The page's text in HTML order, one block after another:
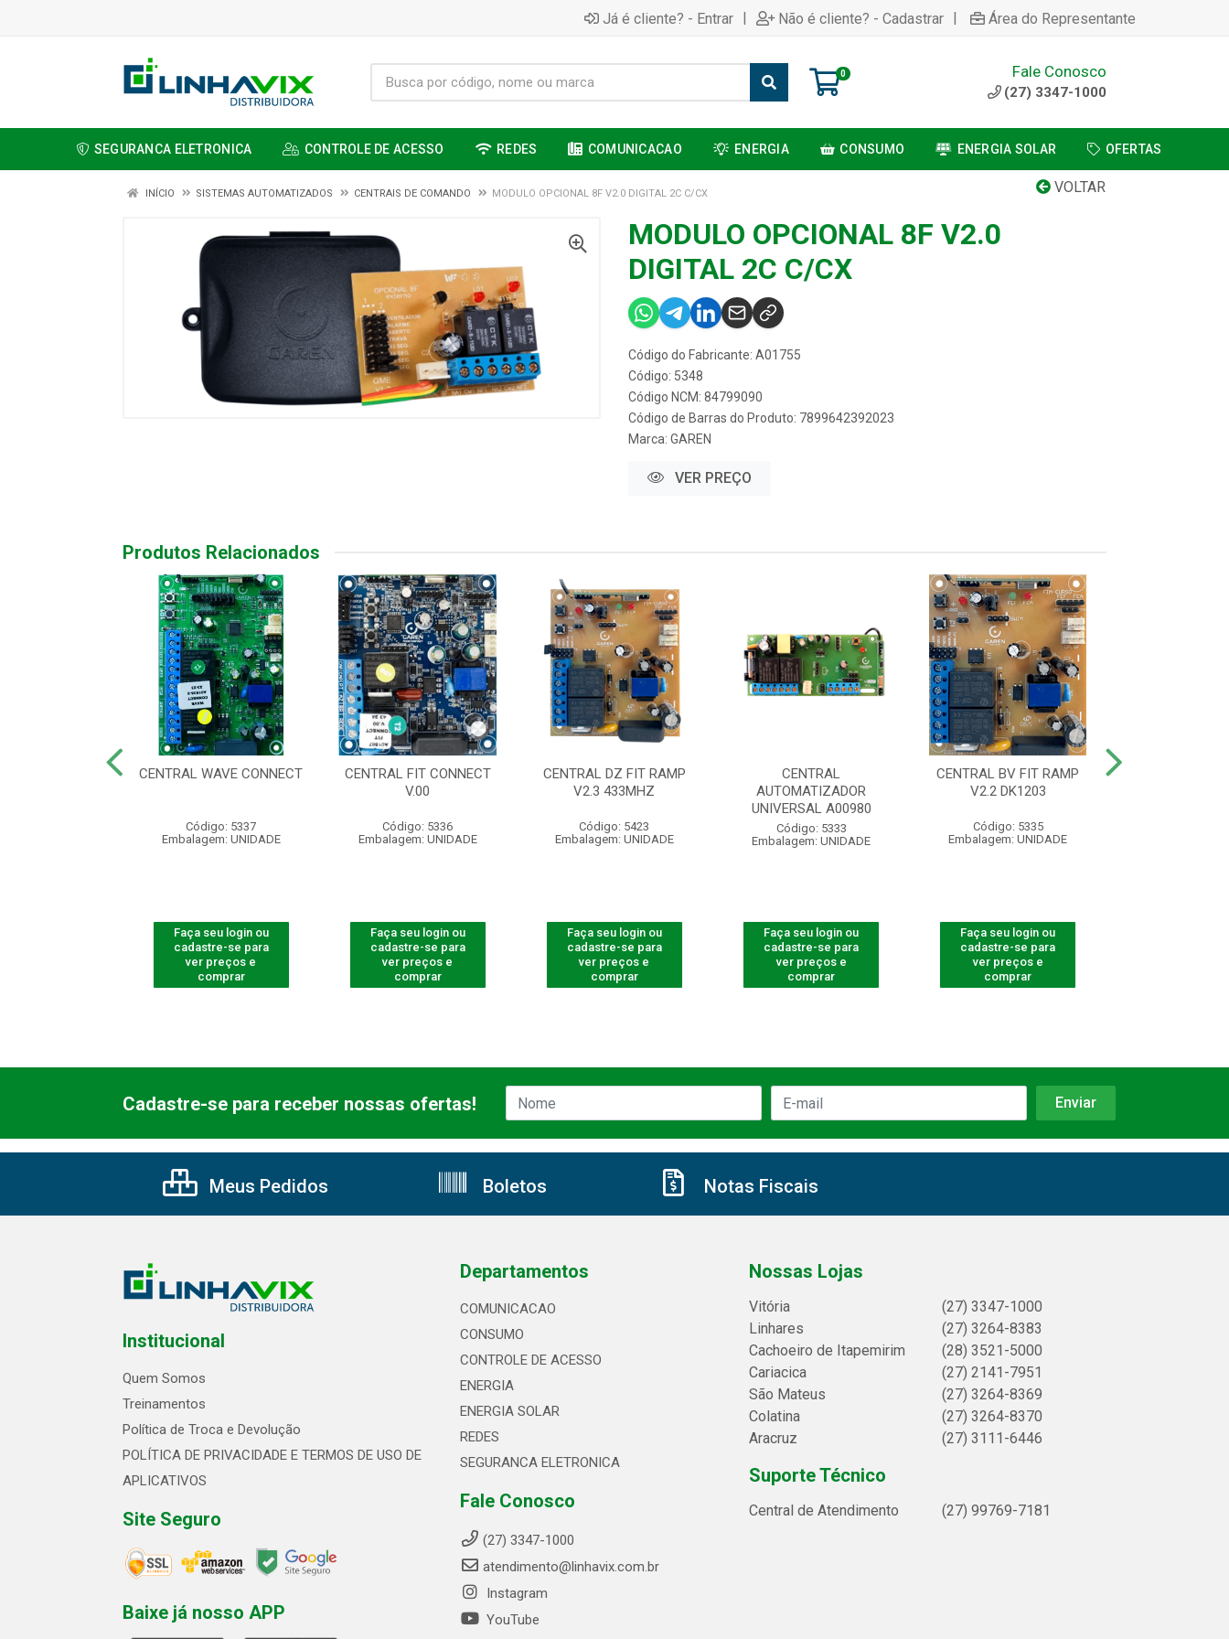
Já é cliente? - Entrar | Não é cliente? - Cadastrar | Área do Representante
0 Fale Conosco
(27) 3347-1000
SEGURANCA ELETRONICA CONTROLE DE ACESSO REDES COMUNICACAO ENERGIA CONSUMO ENERGIA SOLAR OFERTAS
VOLTAR
INÍCIO SISTEMAS AUTOMATIZADOS CENTRAIS DE COMANDO MODULO OPCIONAL 8F V2.0 DIGITAL 2C C/CX
MODULO OPCIONAL 8F V2.0
DIGITAL 2C C/CX
Código do Fabricante: A01755
Código: 5348
Código NCM: 84799090
Código de Barras do Produto: 7899642392023
Marca: GAREN
VER PREÇO
Produtos Relacionados
CENTRAL WAVE CONNECT
Código: 5337
Embalagem: UNIDADE
Faça seu login ou
cadastre-se para
ver preços e
comprar
CENTRAL FIT CONNECT
V.00
Código: 5336
Embalagem: UNIDADE
Faça seu login ou
cadastre-se para
ver preços e
comprar
CENTRAL DZ FIT RAMP
V2.3 433MHZ
Código: 5423
Embalagem: UNIDADE
Faça seu login ou
cadastre-se para
ver preços e
comprar
CENTRAL
AUTOMATIZADOR
UNIVERSAL A00980
Código: 5333
Embalagem: UNIDADE
Faça seu login ou
cadastre-se para
ver preços e
comprar
CENTRAL BV FIT RAMP
V2.2 DK1203
Código: 5335
Embalagem: UNIDADE
Faça seu login ou
cadastre-se para
ver preços e
comprar
Cadastre-se para receber nossas ofertas!
Meus Pedidos Boletos Notas Fiscais
Institucional
Quem Somos
Treinamentos
Política de Troca e Devolução
POLÍTICA DE PRIVACIDADE E TERMOS DE USO DE
APLICATIVOS
Site Seguro
Baixe já nosso APP
Departamentos
COMUNICACAO
CONSUMO
CONTROLE DE ACESSO
ENERGIA
ENERGIA SOLAR
REDES
SEGURANCA ELETRONICA
Fale Conosco
(27) 3347-1000
atendimento@linhavix.com.br
Instagram
YouTube
Nossas Lojas
Vitória
(27) 3347-1000
Linhares
(27) 3264-8383
Cachoeiro de Itapemirim
(28) 3521-5000
Cariacica
(27) 2141-7951
São Mateus
(27) 3264-8369
Colatina
(27) 3264-8370
Aracruz
(27) 3111-6446
Suporte Técnico
Central de Atendimento (27) 99769-7181